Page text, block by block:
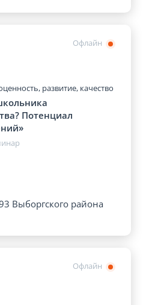
Офлайн
развитие, качество
Потенциал
Выборгского района
Офлайн